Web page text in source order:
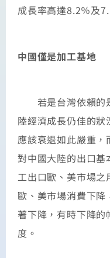
成長率高達8.2％及
中國僅是加工基地
若是台灣依賴的
陸經濟成長仍佳的
應該衰退如此嚴重
對中國大陸的出口
工出口歐、美市場
歐、美市場消費下
著下降，有時下降
度。